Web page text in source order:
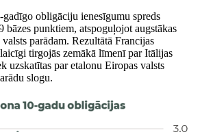
obligāciju ienesīgumu spreds
bāzes punktiem, atspoguļojot augstākas
parādam. Rezultātā Francijas
tirgojās zemākā līmenī par Itālijas
uzskatītas par etalonu Eiropas valsts
slogu.